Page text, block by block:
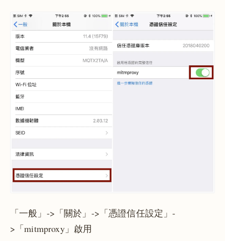
「一般」->「關於」->「憑證信任設定」-
>「mitmproxy」啟用